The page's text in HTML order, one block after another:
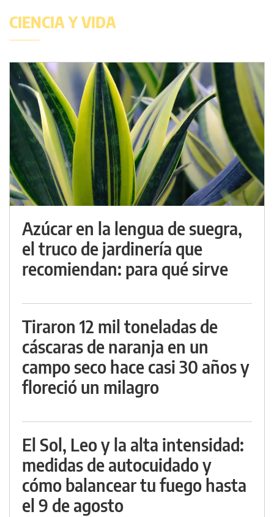
CIENCIA Y VIDA
Azúcar en la lengua de suegra,
el truco de jardinería que
recomiendan: para qué sirve
Tiraron 12 mil toneladas de
cáscaras de naranja en un
campo seco hace casi 30 años y
floreció un milagro
El Sol, Leo y la alta intensidad:
medidas de autocuidado y
cómo balancear tu fuego hasta
el 9 de agosto